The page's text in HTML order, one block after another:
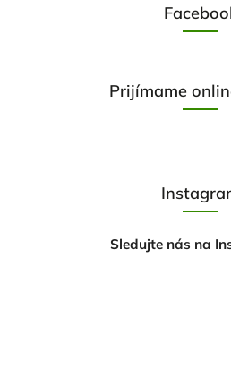
Prijímame
Sledujte nás na